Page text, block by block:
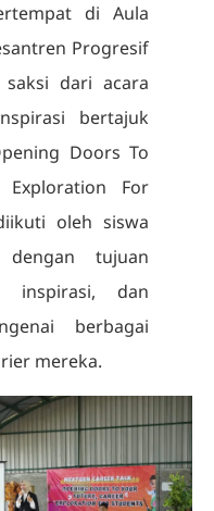
di Aula
Progresif
saksi dari acara
bertajuk
Doors To
For
oleh siswa
tujuan
inspirasi, dan
berbagai
mereka.